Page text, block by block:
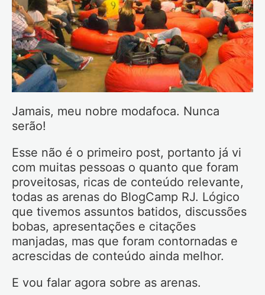
Jamais, meu nobre modafoca. Nunca
serão!
Esse não é o primeiro post, portanto já vi
com muitas pessoas o quanto que foram
proveitosas, ricas de conteúdo relevante,
todas as arenas do BlogCamp RJ. Lógico
que tivemos assuntos batidos, discussões
bobas, apresentações e citações
manjadas, mas que foram contornadas e
acrescidas de conteúdo ainda melhor.
E vou falar agora sobre as arenas.